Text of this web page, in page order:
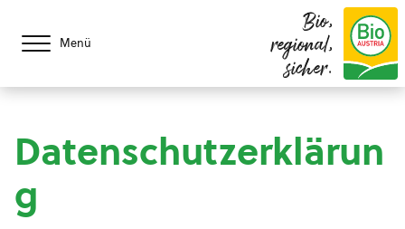
Menü
Bio,
regional,
sicher.
Datenschutzerklärun
g